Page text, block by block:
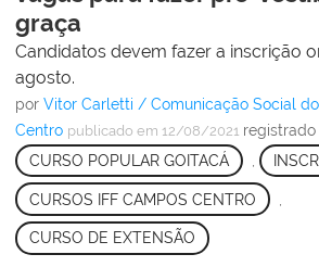
graça
Candidatos devem fazer a inscrição
agosto.
por Vitor Carletti / Comunicação Social
Centro publicado em 12/08/2021 registrado
CURSO POPULAR GOITACÁ
CURSOS IFF CAMPOS CENTRO
CURSO DE EXTENSÃO